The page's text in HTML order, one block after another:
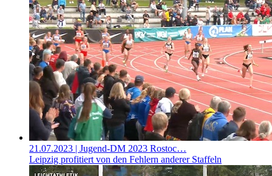
21.07.2023 | Jugend-DM 2023 Rostoc…
Leipzig profitiert von den Fehlern anderer Staffeln